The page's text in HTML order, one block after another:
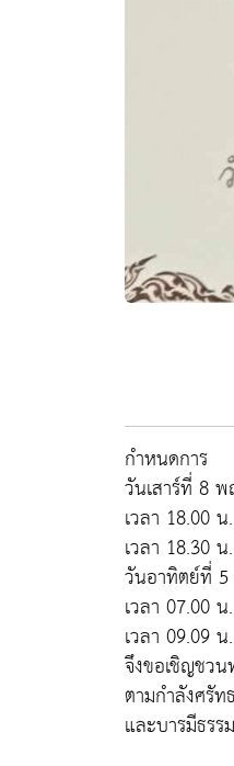
กำหนดการ
วันเสาร์ที่ 8
เวลา 18.00
เวลา 18.30
วันอาทิตย์ที่
เวลา 07.00
เวลา 09.09
จึงขอเชิญชว
ตามกำลังศรั
และบารมีธร